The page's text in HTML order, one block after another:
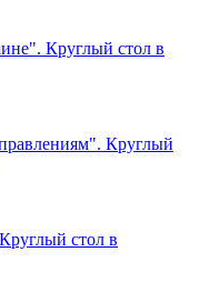
Круглый стол в
Круглый
стол в